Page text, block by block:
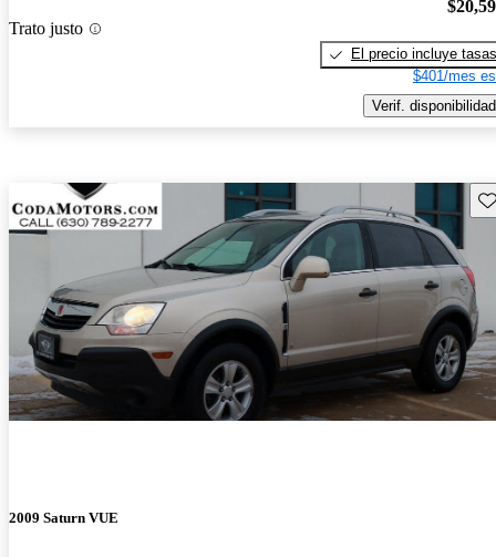
Trato justo
El precio incluye tasas
$401/mes
Verif. disponibilidad
2009 Saturn VUE